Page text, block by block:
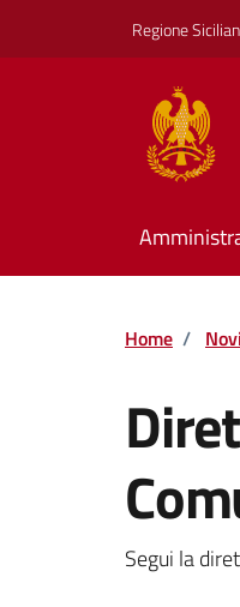
Regione
Home /
Segui la